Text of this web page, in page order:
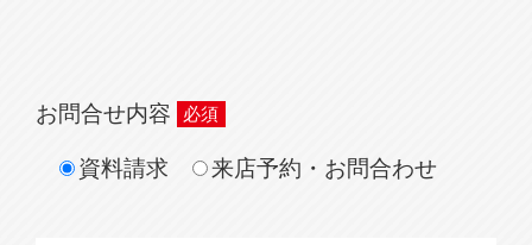
お問合せ内容
資料請求
来店予約・お問合わせ